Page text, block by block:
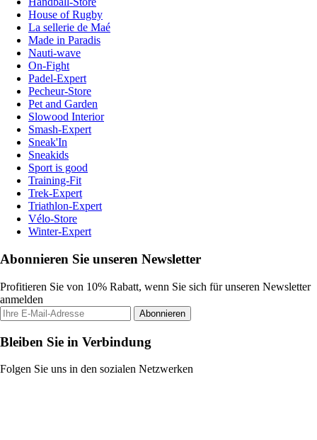
House of Rugby
La sellerie de Maé
Made in Paradis
Nauti-wave
On-Fight
Padel-Expert
Pecheur-Store
Pet and Garden
Slowood Interior
Smash-Expert
Sneak'In
Sneakids
Sport is good
Training-Fit
Trek-Expert
Triathlon-Expert
Vélo-Store
Winter-Expert
Abonnieren Sie unseren Newsletter
Profitieren Sie von 10% Rabatt, wenn Sie sich für unseren Newsletter
anmelden
Abonnieren
Bleiben Sie in Verbindung
Folgen Sie uns in den sozialen Netzwerken